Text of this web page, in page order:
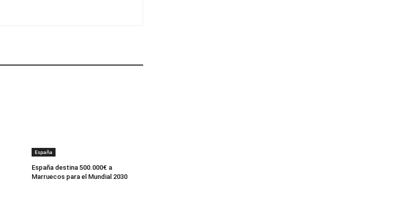
España
España destina 500.000€ a
Marruecos para el Mundial 2030